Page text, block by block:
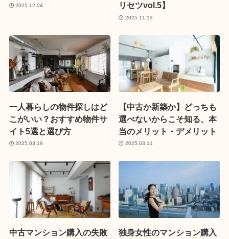
2025.12.04
リセツvol.5】
2025.11.13
一人暮らしの物件探しはど
こがいい？おすすめ物件サ
イト5選と選び方
2025.03.19
【中古か新築か】どっちも
選べないからこそ知る、本
当のメリット・デメリット
2025.03.11
中古マンション購入の失敗
独身女性のマンション購入